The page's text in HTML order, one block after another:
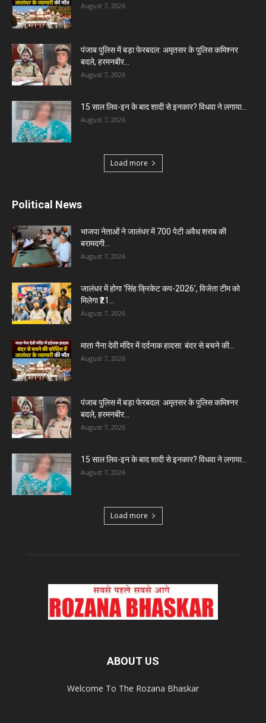
August 7, 2026
पंजाब पुलिस में बड़ा फेरबदल: अमृतसर के पुलिस कमिश्नर
बदले, हरमनबीर...
August 7, 2026
15 साल लिव-इन के बाद शादी से इनकार? विधवा ने लगाया...
August 7, 2026
Load more
Political News
भाजपा नेताओं ने जालंधर में 700 पेटी अवैध शराब की
बरामदगी...
August 7, 2026
जालंधर में होगा ‘सिंह क्रिकेट कप-2026’, विजेता टीम को
मिलेगा ₹21...
August 7, 2026
माता नैना देवी मंदिर में दर्दनाक हादसा: बंदर से बचने की...
August 7, 2026
पंजाब पुलिस में बड़ा फेरबदल: अमृतसर के पुलिस कमिश्नर
बदले, हरमनबीर...
August 7, 2026
15 साल लिव-इन के बाद शादी से इनकार? विधवा ने लगाया...
August 7, 2026
Load more
ABOUT US
Welcome To The Rozana Bhaskar